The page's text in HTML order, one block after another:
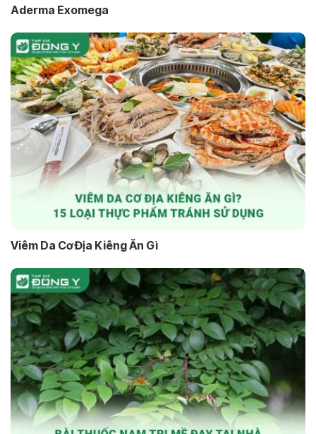
Aderma Exomega
Viêm Da Cơ Địa Kiêng Ăn Gì